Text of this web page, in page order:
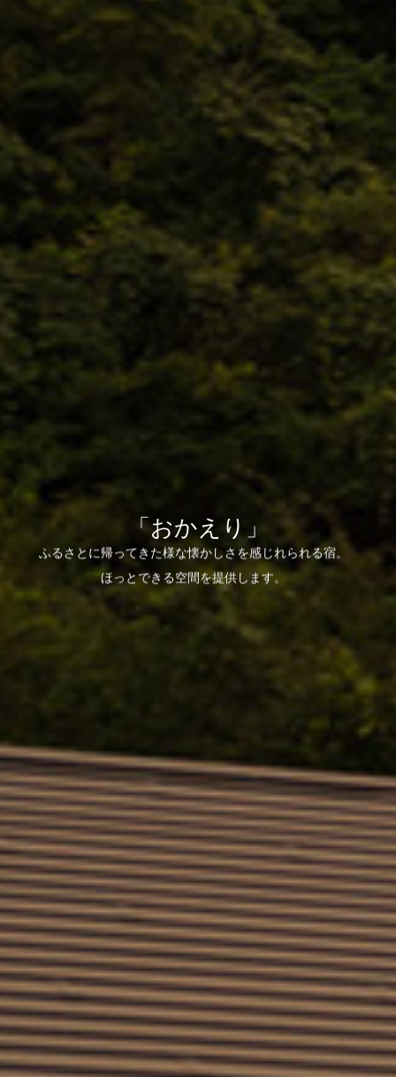
「おかえり」
ふるさとに帰ってきた様な懐かしさを感じれられる宿。
ほっとできる空間を提供します。